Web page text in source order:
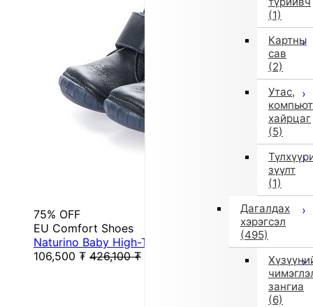
(1)
Картны
сав
(2)
Утас,
хайрцаг
(5)
зүүлт
(1)
Дагалдах
хэрэгсэл
(495)
зангиа
(6)
75% OFF
EU Comfort Shoes
Naturino Baby High-Top Sneakers (Navy)
106,500 ₮ 426,100 ₮